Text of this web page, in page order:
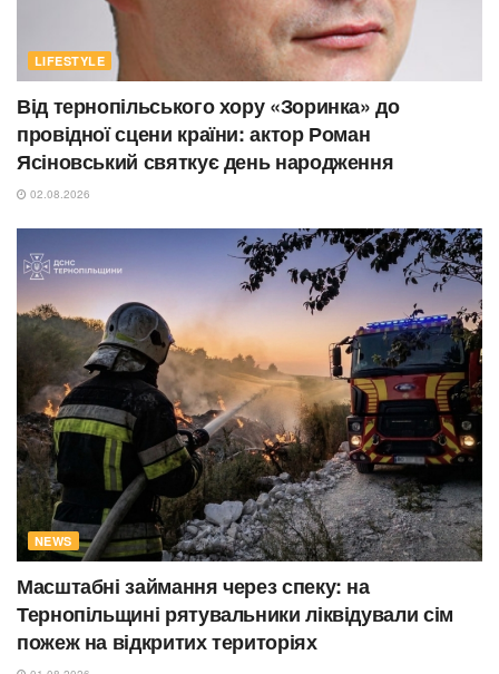
LIFESTYLE
Від тернопільського хору «Зоринка» до
провідної сцени країни: актор Роман
Ясіновський святкує день народження
02.08.2026
NEWS
Масштабні займання через спеку: на
Тернопільщині рятувальники ліквідували сім
пожеж на відкритих територіях